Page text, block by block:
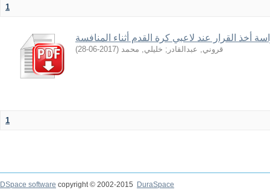
1
أخذ القرار عند لاعبي كرة القدم أثناء المنافسة
قروني, عبدالقادر ; خليلي, محمد (
2017-06-28
)
1
DSpace software copyright © 2002-2015
DuraSpace